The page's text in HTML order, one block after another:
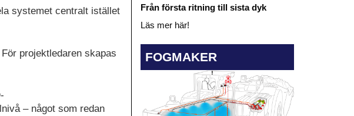
systemet centralt istället
projektledaren skapas
– något som redan
Från första ritning till sista dyk
Läs mer här!
FOGMAKER